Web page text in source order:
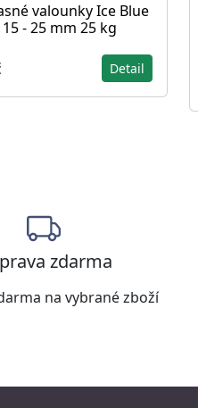
valounky Ice Blue
15 - 25 mm 25 kg
Detail
zdarma
na vybrané zboží